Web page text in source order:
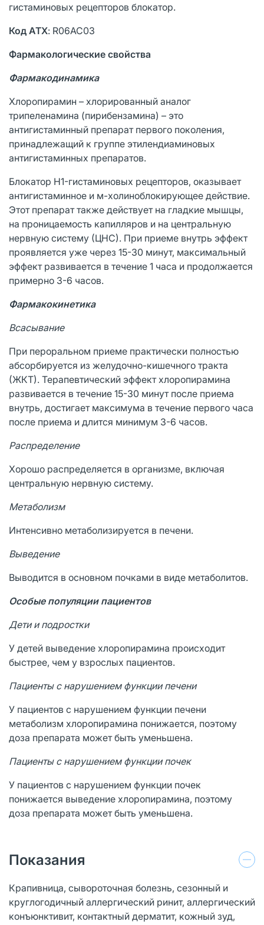
гистаминовых рецепторов блокатор.
Код АТХ: R06АС03
Фармакологические свойства
Фармакодинамика
Хлоропирамин – хлорированный аналог
трипеленамина (пирибензамина) – это
антигистаминный препарат первого поколения,
принадлежащий к группе этилендиаминовых
антигистаминных препаратов.
Блокатор H1-гистаминовых рецепторов, оказывает
антигистаминное и м-холиноблокирующее действие.
Этот препарат также действует на гладкие мышцы,
на проницаемость капилляров и на центральную
нервную систему (ЦНС). При приеме внутрь эффект
проявляется уже через 15-30 минут, максимальный
эффект развивается в течение 1 часа и продолжается
примерно 3-6 часов.
Фармакокинетика
Всасывание
При пероральном приеме практически полностью
абсорбируется из желудочно-кишечного тракта
(ЖКТ). Терапевтический эффект хлоропирамина
развивается в течение 15-30 минут после приема
внутрь, достигает максимума в течение первого часа
после приема и длится минимум 3-6 часов.
Распределение
Хорошо распределяется в организме, включая
центральную нервную систему.
Метаболизм
Интенсивно метаболизируется в печени.
Выведение
Выводится в основном почками в виде метаболитов.
Особые популяции пациентов
Дети и подростки
У детей выведение хлоропирамина происходит
быстрее, чем у взрослых пациентов.
Пациенты с нарушением функции печени
У пациентов с нарушением функции печени
метаболизм хлоропирамина понижается, поэтому
доза препарата может быть уменьшена.
Пациенты с нарушением функции почек
У пациентов с нарушением функции почек
понижается выведение хлоропирамина, поэтому
доза препарата может быть уменьшена.
Показания
Крапивница, сывороточная болезнь, сезонный и
круглогодичный аллергический ринит, аллергический
конъюнктивит, контактный дерматит, кожный зуд,